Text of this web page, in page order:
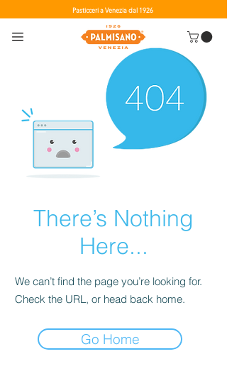
Pasticceri a Venezia dal 1926
There’s Nothing
Here...
We can’t find the page you’re looking for.
Check the URL, or head back home.
Go Home